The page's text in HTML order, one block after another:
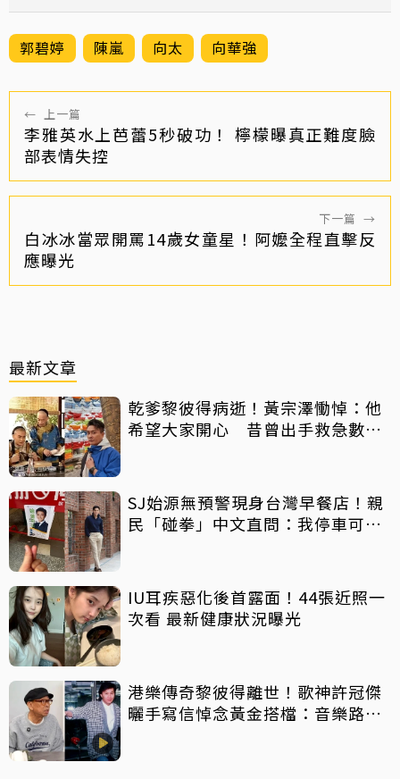
郭碧婷 陳嵐 向太 向華強
← 上一篇
李雅英水上芭蕾5秒破功！ 檸檬曝真正難度臉
部表情失控
下一篇 →
白冰冰當眾開罵14歲女童星！阿嬤全程直擊反
應曝光
最新文章
乾爹黎彼得病逝！黃宗澤慟悼：他
希望大家開心 昔曾出手救急數十
SJ始源無預警現身台灣早餐店！親
民「碰拳」中文直問：我停車可以
IU耳疾惡化後首露面！44張近照一
次看 最新健康狀況曝光
港樂傳奇黎彼得離世！歌神許冠傑
曬手寫信悼念黃金搭檔：音樂路上